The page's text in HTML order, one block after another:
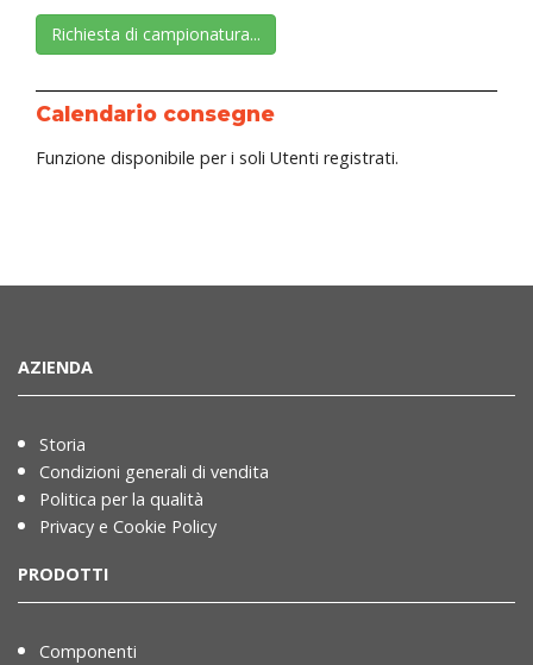
Richiesta di campionatura...
Calendario consegne
Funzione disponibile per i soli Utenti registrati.
AZIENDA
Storia
Condizioni generali di vendita
Politica per la qualità
Privacy e Cookie Policy
PRODOTTI
Componenti